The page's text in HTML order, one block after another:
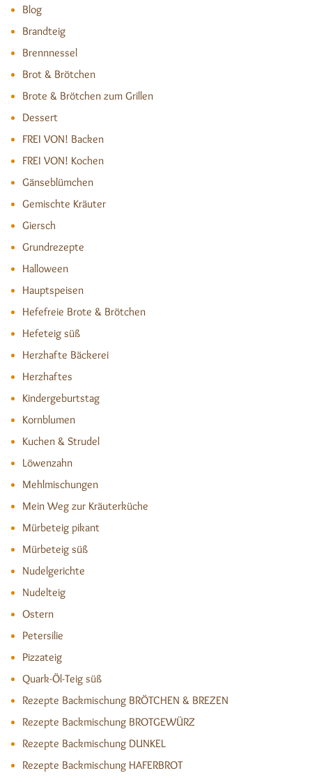
Blog
Brandteig
Brennnessel
Brot & Brötchen
Brote & Brötchen zum Grillen
Dessert
FREI VON! Backen
FREI VON! Kochen
Gänseblümchen
Gemischte Kräuter
Giersch
Grundrezepte
Halloween
Hauptspeisen
Hefefreie Brote & Brötchen
Hefeteig süß
Herzhafte Bäckerei
Herzhaftes
Kindergeburtstag
Kornblumen
Kuchen & Strudel
Löwenzahn
Mehlmischungen
Mein Weg zur Kräuterküche
Mürbeteig pikant
Mürbeteig süß
Nudelgerichte
Nudelteig
Ostern
Petersilie
Pizzateig
Quark-Öl-Teig süß
Rezepte Backmischung BRÖTCHEN & BREZEN
Rezepte Backmischung BROTGEWÜRZ
Rezepte Backmischung DUNKEL
Rezepte Backmischung HAFERBROT